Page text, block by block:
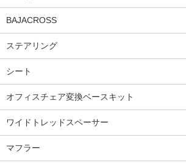
BAJACROSS
ステアリング
シート
オフィスチェア変換ベースキット
ワイドトレッドスペーサー
マフラー